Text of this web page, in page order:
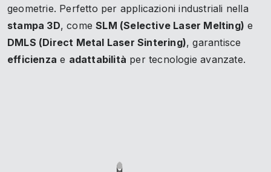
geometrie. Perfetto per applicazioni industriali nella
stampa 3D, comeSLM (Selective Laser Melting) e
DMLS (Direct Metal Laser Sintering), garantisce
efficienza e adattabilità per tecnologie avanzate.